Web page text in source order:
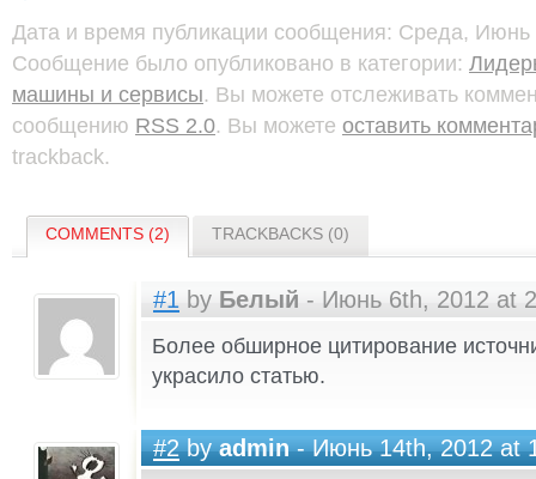
Дата и время публикации сообщения: Среда, Июнь
Сообщение было опубликовано в категории:
машины и сервисы. Вы можете отслеживать
сообщению RSS 2.0. Вы можете оставить
trackback.
COMMENTS (2) TRACKBACKS (0)
#1 by Белый - Июнь 6th, 2012 at
Более обширное цитирование
украсило статью.
#2byadmin- Июнь 14th, 2012 at